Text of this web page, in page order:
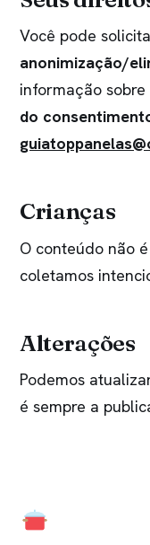
Você pode
anonimização/
informação
do
Crianças
O conteúdo não
coletamos
Alterações
Podemos
é sempre a